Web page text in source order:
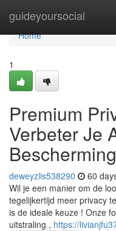
guideyoursocial
Home
Home
1
Premium
Verbeter Je
Bescherming
deweyzlis538290 60
Wil je een manier om de
tegelijkertijd meer privacy
is de ideale keuze ! Onze
uitstraling , https://